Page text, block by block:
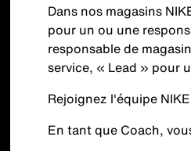
Dans nos magasins
pour un ou une
responsable de
service, « Lead » pour
Rejoignez l'équipe
En tant que Coach,